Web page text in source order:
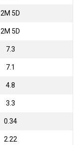
2M 5D
2M 5D
7.3
7.1
4.8
3.3
0.34
2.22